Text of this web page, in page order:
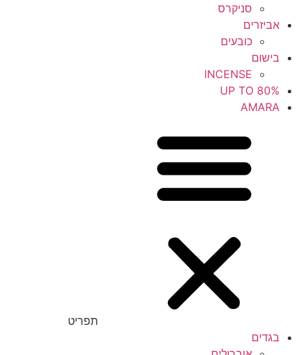
סניקרס
אביזרים
כובעים
בישום
INCENSE
UP TO 80%
AMARA
תפריט
בגדים